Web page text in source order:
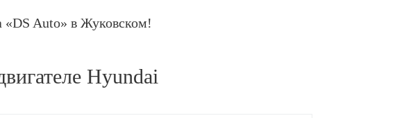
«DS Auto» в Жуковском!
Hyundai